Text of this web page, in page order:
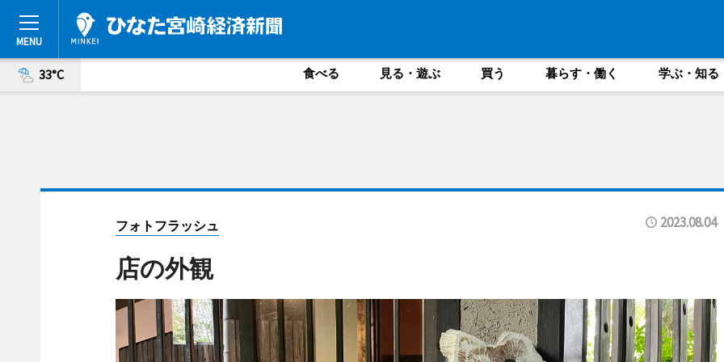
33°C 食べる 見る・遊ぶ 買う 暮らす・働く 学ぶ・知る
フォトフラッシュ 2023.08.04
店の外観